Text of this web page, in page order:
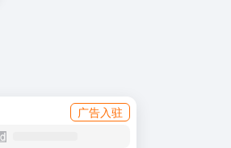
广告入驻